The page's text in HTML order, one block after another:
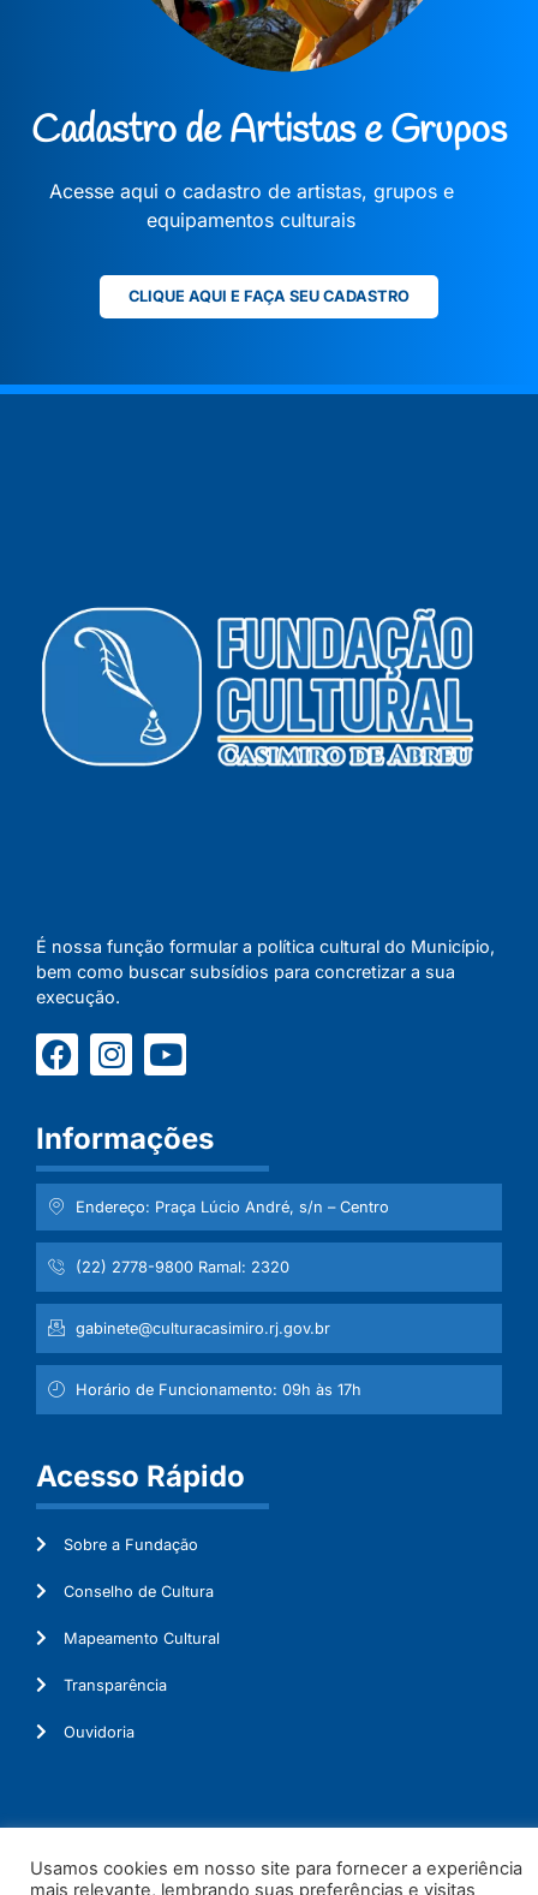
Cadastro de Artistas e Grupos
Acesse aqui o cadastro de artistas, grupos e
equipamentos culturais
CLIQUE AQUI E FAÇA SEU CADASTRO
É nossa função formular a política cultural do Município,
bem como buscar subsídios para concretizar a sua
execução.
Informações
Endereço: Praça Lúcio André, s/n – Centro
(22) 2778-9800 Ramal: 2320
gabinete@culturacasimiro.rj.gov.br
Horário de Funcionamento: 09h às 17h
Acesso Rápido
Sobre a Fundação
Conselho de Cultura
Mapeamento Cultural
Transparência
Ouvidoria
Usamos cookies em nosso site para fornecer a experiência
mais relevante, lembrando suas preferências e visitas